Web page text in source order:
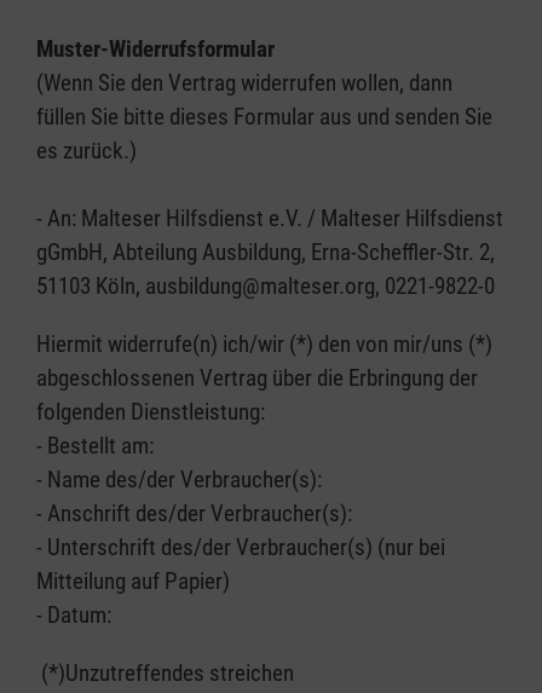
Muster-Widerrufsformular
(Wenn Sie den Vertrag widerrufen wollen, dann
füllen Sie bitte dieses Formular aus und senden Sie
es zurück.)
- An: Malteser Hilfsdienst e.V. / Malteser Hilfsdienst
gGmbH, Abteilung Ausbildung, Erna-Scheffler-Str. 2,
51103 Köln, ausbildung@malteser.org, 0221-9822-0
Hiermit widerrufe(n) ich/wir (*) den von mir/uns (*)
abgeschlossenen Vertrag über die Erbringung der
folgenden Dienstleistung:
- Bestellt am:
- Name des/der Verbraucher(s):
- Anschrift des/der Verbraucher(s):
- Unterschrift des/der Verbraucher(s) (nur bei
Mitteilung auf Papier)
- Datum:
(*)Unzutreffendes streichen